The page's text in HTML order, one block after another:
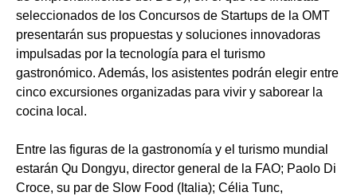
seleccionados de los Concursos de Startups de la OMT
presentarán sus propuestas y soluciones innovadoras
impulsadas por la tecnología para el turismo
gastronómico. Además, los asistentes podrán elegir entre
cinco excursiones organizadas para vivir y saborear la
cocina local.
Entre las figuras de la gastronomía y el turismo mundial
estarán Qu Dongyu, director general de la FAO; Paolo Di
Croce, su par de Slow Food (Italia); Célia Tunc,